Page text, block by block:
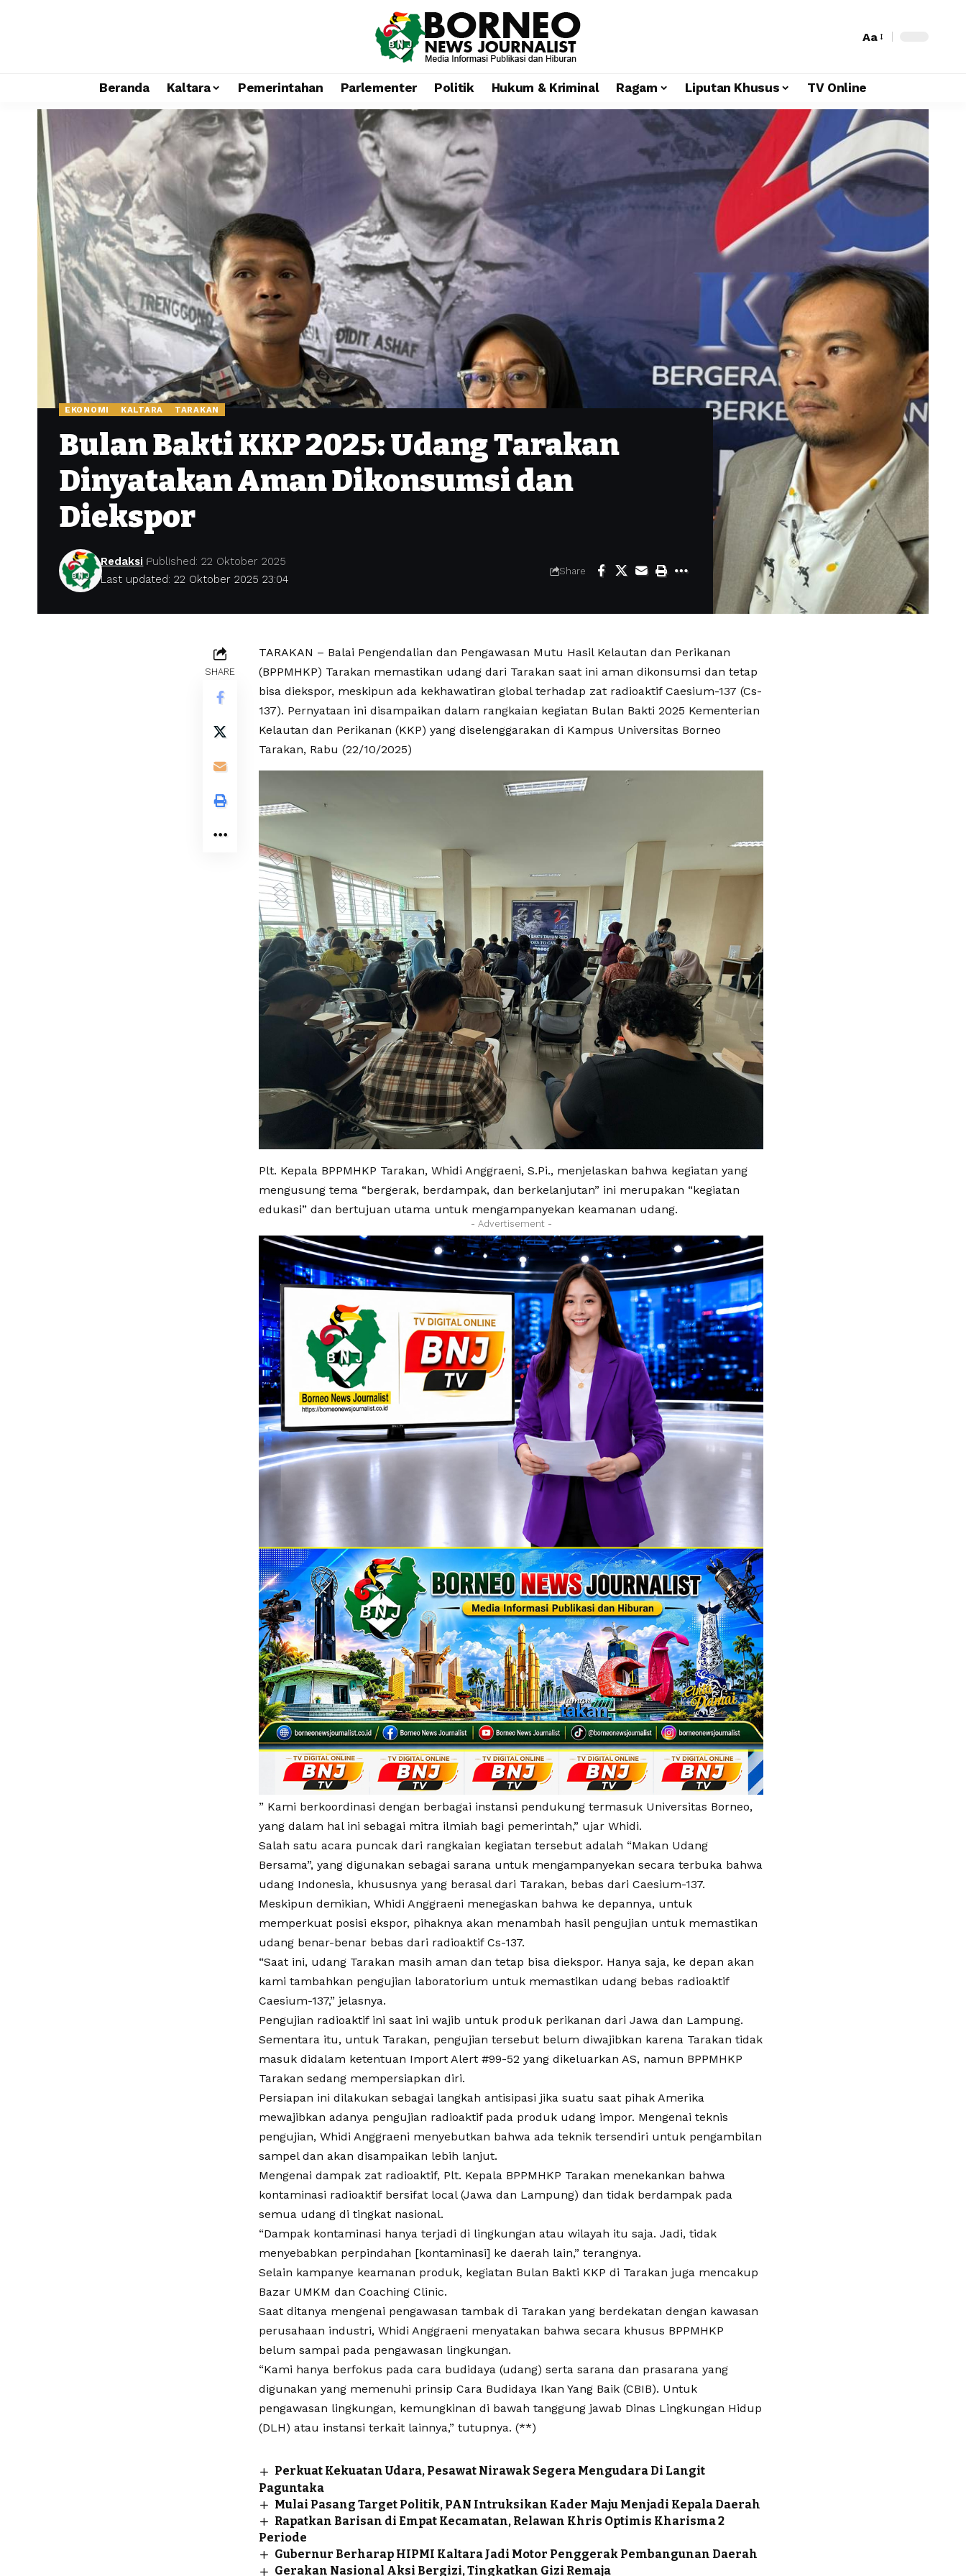
Aa
Beranda Kaltara Pemerintahan Parlementer Politik Hukum & Kriminal Ragam Liputan Khusus TV Online
EKONOMI KALTARA TARAKAN
Bulan Bakti KKP 2025: Udang Tarakan
Dinyatakan Aman Dikonsumsi dan
Diekspor
Last updated: 22 Oktober 2025 23:04
Redaksi Published: 22 Oktober 2025
Share
SHARE
TARAKAN – Balai Pengendalian dan Pengawasan Mutu Hasil Kelautan dan Perikanan
(BPPMHKP) Tarakan memastikan udang dari Tarakan saat ini aman dikonsumsi dan tetap
bisa diekspor, meskipun ada kekhawatiran global terhadap zat radioaktif Caesium-137 (Cs-
137). Pernyataan ini disampaikan dalam rangkaian kegiatan Bulan Bakti 2025 Kementerian
Kelautan dan Perikanan (KKP) yang diselenggarakan di Kampus Universitas Borneo
Tarakan, Rabu (22/10/2025)
Plt. Kepala BPPMHKP Tarakan, Whidi Anggraeni, S.Pi., menjelaskan bahwa kegiatan yang
mengusung tema “bergerak, berdampak, dan berkelanjutan” ini merupakan “kegiatan
edukasi” dan bertujuan utama untuk mengampanyekan keamanan udang.
- Advertisement -
” Kami berkoordinasi dengan berbagai instansi pendukung termasuk Universitas Borneo,
yang dalam hal ini sebagai mitra ilmiah bagi pemerintah,” ujar Whidi.
Salah satu acara puncak dari rangkaian kegiatan tersebut adalah “Makan Udang
Bersama”, yang digunakan sebagai sarana untuk mengampanyekan secara terbuka bahwa
udang Indonesia, khususnya yang berasal dari Tarakan, bebas dari Caesium-137.
Meskipun demikian, Whidi Anggraeni menegaskan bahwa ke depannya, untuk
memperkuat posisi ekspor, pihaknya akan menambah hasil pengujian untuk memastikan
udang benar-benar bebas dari radioaktif Cs-137.
“Saat ini, udang Tarakan masih aman dan tetap bisa diekspor. Hanya saja, ke depan akan
kami tambahkan pengujian laboratorium untuk memastikan udang bebas radioaktif
Caesium-137,” jelasnya.
Pengujian radioaktif ini saat ini wajib untuk produk perikanan dari Jawa dan Lampung.
Sementara itu, untuk Tarakan, pengujian tersebut belum diwajibkan karena Tarakan tidak
masuk didalam ketentuan Import Alert #99-52 yang dikeluarkan AS, namun BPPMHKP
Tarakan sedang mempersiapkan diri.
Persiapan ini dilakukan sebagai langkah antisipasi jika suatu saat pihak Amerika
mewajibkan adanya pengujian radioaktif pada produk udang impor. Mengenai teknis
pengujian, Whidi Anggraeni menyebutkan bahwa ada teknik tersendiri untuk pengambilan
sampel dan akan disampaikan lebih lanjut.
Mengenai dampak zat radioaktif, Plt. Kepala BPPMHKP Tarakan menekankan bahwa
kontaminasi radioaktif bersifat local (Jawa dan Lampung) dan tidak berdampak pada
semua udang di tingkat nasional.
“Dampak kontaminasi hanya terjadi di lingkungan atau wilayah itu saja. Jadi, tidak
menyebabkan perpindahan [kontaminasi] ke daerah lain,” terangnya.
Selain kampanye keamanan produk, kegiatan Bulan Bakti KKP di Tarakan juga mencakup
Bazar UMKM dan Coaching Clinic.
Saat ditanya mengenai pengawasan tambak di Tarakan yang berdekatan dengan kawasan
perusahaan industri, Whidi Anggraeni menyatakan bahwa secara khusus BPPMHKP
belum sampai pada pengawasan lingkungan.
“Kami hanya berfokus pada cara budidaya (udang) serta sarana dan prasarana yang
digunakan yang memenuhi prinsip Cara Budidaya Ikan Yang Baik (CBIB). Untuk
pengawasan lingkungan, kemungkinan di bawah tanggung jawab Dinas Lingkungan Hidup
(DLH) atau instansi terkait lainnya,” tutupnya. (**)
Perkuat Kekuatan Udara, Pesawat Nirawak Segera Mengudara Di Langit
Paguntaka
Mulai Pasang Target Politik, PAN Intruksikan Kader Maju Menjadi Kepala Daerah
Rapatkan Barisan di Empat Kecamatan, Relawan Khris Optimis Kharisma 2
Periode
Gubernur Berharap HIPMI Kaltara Jadi Motor Penggerak Pembangunan Daerah
Gerakan Nasional Aksi Bergizi, Tingkatkan Gizi Remaja